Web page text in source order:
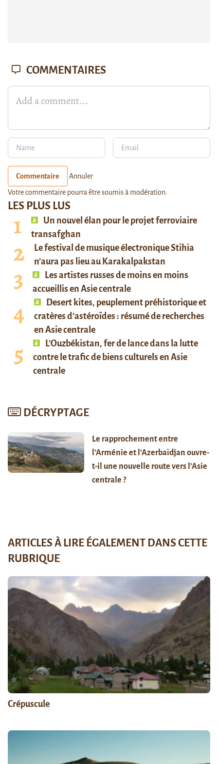
LES PLUS LUS
Un nouvel élan pour le projet ferroviaire
transafghan
Le festival de musique électronique Stihia
n’aura pas lieu au Karakalpakstan
Les artistes russes de moins en moins
accueillis en Asie centrale
Desert kites, peuplement préhistorique et
cratères d’astéroïdes : résumé de recherches
en Asie centrale
L’Ouzbékistan, fer de lance dans la lutte
contre le trafic de biens culturels en Asie
centrale
DÉCRYPTAGE
Le rapprochement entre
l’Arménie et l’Azerbaïdjan ouvre-
t-il une nouvelle route vers l’Asie
centrale ?
COMMENTAIRES
Commentaire Annuler
Votre commentaire pourra être soumis à modération.
ARTICLES À LIRE ÉGALEMENT DANS CETTE
RUBRIQUE
Crépuscule